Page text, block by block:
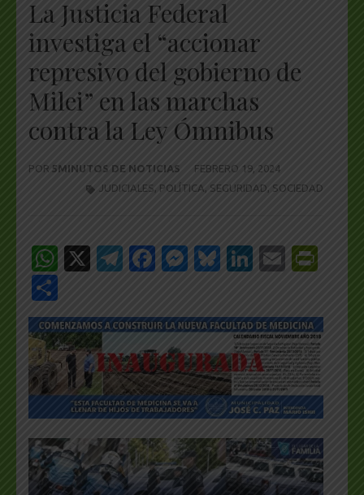
La Justicia Federal
investiga el “accionar
represivo del gobierno de
Milei” en las marchas
contra la Ley Ómnibus
POR 5MINUTOS DE NOTICIAS
FEBRERO 19, 2024
JUDICIALES , POLÍTICA, SEGURIDAD, SOCIEDAD
WhatsApp
X Telegram
Facebook
Messenger
Bluesky
LinkedIn
Email